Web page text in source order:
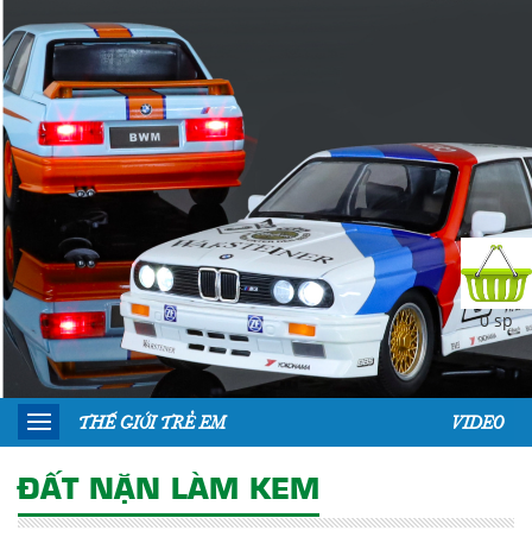
VIDEO
THẾ GIỚI TRẺ EM
ĐẤT NẶN LÀM KEM
0 sp